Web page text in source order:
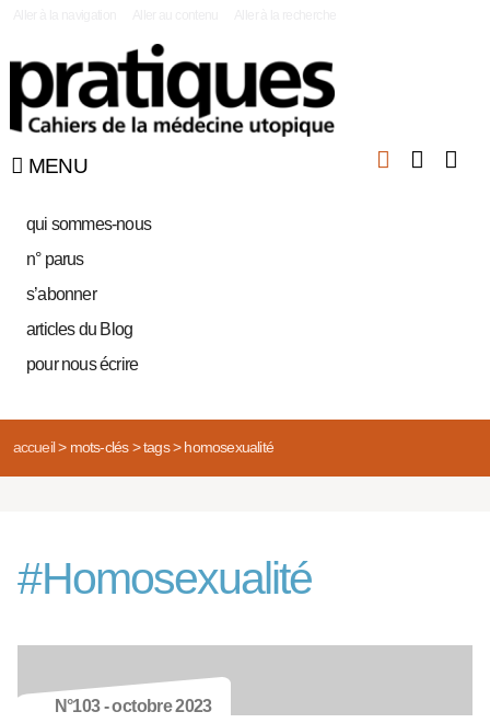
MENU
qui sommes-nous
n° parus
s’abonner
articles du Blog
pour nous écrire
accueil> mots-clés> tags> homosexualité
#Homosexualité
N°103 - octobre 2023